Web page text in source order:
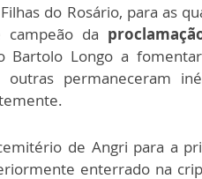
do Rosário, para as
da
Bartolo Longo a
outras permaneceram
de Angri para a
enterrado na